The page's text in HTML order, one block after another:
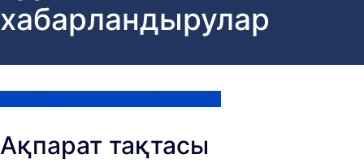
хабарландырулар
Ақпарат тақтасы